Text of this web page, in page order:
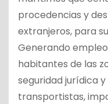
procedencias y
extranjeros, para
Generando
habitantes de las
seguridad jurídica
transportistas,